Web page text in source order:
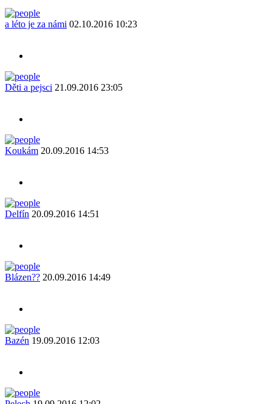
a léto je za námi 02.10.2016 10:23
Děti a pejsci 21.09.2016 23:05
Koukám 20.09.2016 14:53
Delfín 20.09.2016 14:51
Blázen?? 20.09.2016 14:49
Bazén 19.09.2016 12:03